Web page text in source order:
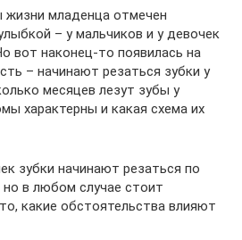
младенца отмечен
– у мальчиков и у девочек
вот наконец-то появилась на
– начинают резаться зубки у
месяцев лезут зубы у
характерны и какая схема их
зубки начинают резаться по
в любом случае стоит
какие обстоятельства влияют